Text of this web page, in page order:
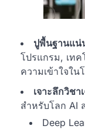
ปูพื้นฐานแน่
โปรแกรม, เทค
ความเข้าใจใน
เจาะลึกวิชา
สำหรับโลก AI
Deep